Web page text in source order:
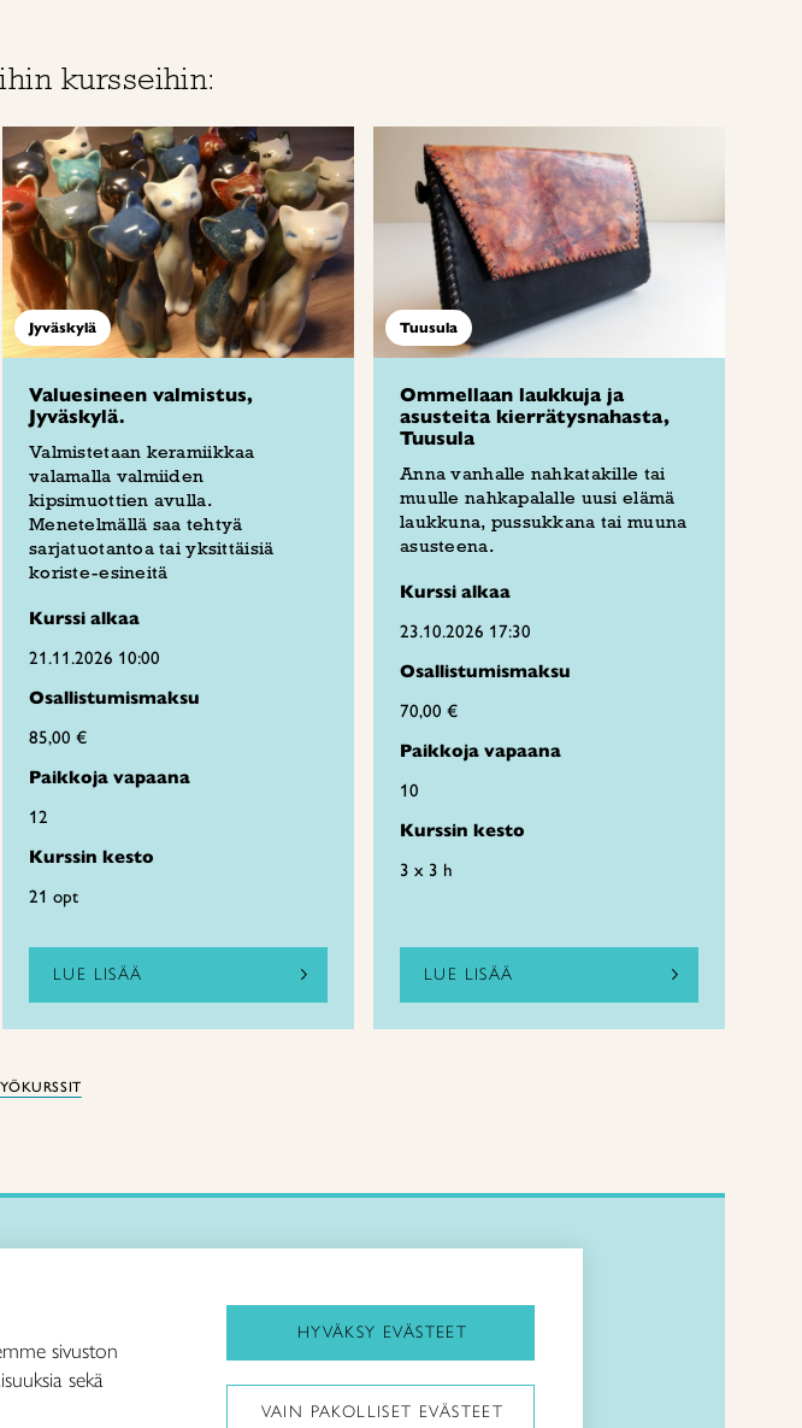
kursseihin:
Jyväskylä
Valuesineen valmistus,
Jyväskylä.
Valmistetaan keramiikkaa
valamalla valmiiden
kipsimuottien avulla.
Menetelmällä saa tehtyä
sarjatuotantoa tai yksittäisiä
koriste-esineitä
Kurssi alkaa
21.11.2026 10:00
Osallistumismaksu
85,00 €
Paikkoja vapaana
12
Kurssin kesto
21 opt
LUE LISÄÄ
Tuusula
Ommellaan laukkuja ja
asusteita kierrätysnahasta,
Tuusula
Anna vanhalle nahkatakille tai
muulle nahkapalalle uusi elämä
laukkuna, pussukkana tai muuna
asusteena.
Kurssi alkaa
23.10.2026 17:30
Osallistumismaksu
70,00 €
Paikkoja vapaana
10
Kurssin kesto
3 x 3 h
LUE LISÄÄ
Käsityöohjeet
Me olemme Taito
Kirjaudu Taitocampukseen
Taitoliitto:
sivuston
sekä
HYVÄKSY EVÄSTEET
VAIN PAKOLLISET EVÄSTEET